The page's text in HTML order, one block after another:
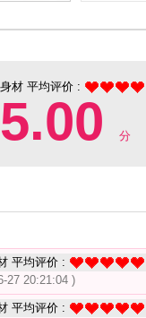
身材 平均评价 :
5.00 分
平均评价 :
27 20:21:04 )
平均评价 :